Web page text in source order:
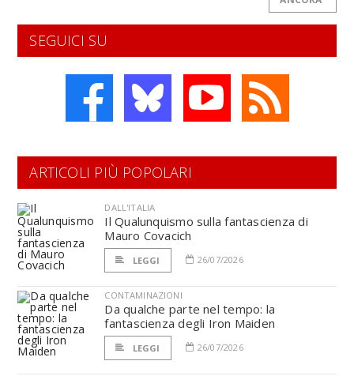
SEGUICI SU
ARTICOLI PIÙ POPOLARI
DALL'ITALIA
Il Qualunquismo sulla fantascienza di
Mauro Covacich
LEGGI 26/07/2026
CONTAMINAZIONI
Da qualche parte nel tempo: la
fantascienza degli Iron Maiden
LEGGI 26/07/2026